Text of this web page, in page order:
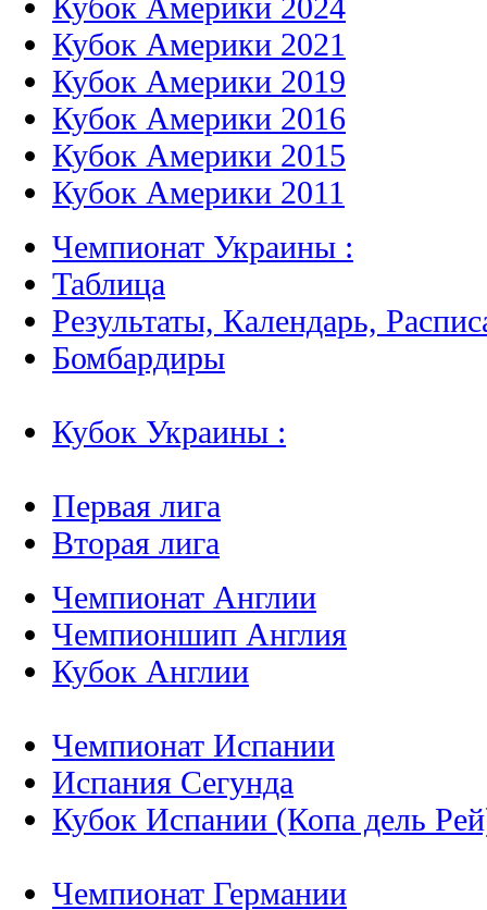
Кубок Америки 2021
Кубок Америки 2019
Кубок Америки 2016
Кубок Америки 2015
Кубок Америки 2011
Чемпионат Украины :
Таблица
Результаты, Календарь,
Бомбардиры
Кубок Украины :
Первая лига
Вторая лига
Чемпионат Англии
Чемпионшип Англия
Кубок Англии
Чемпионат Испании
Испания Сегунда
Кубок Испании (Копа дель
Чемпионат Германии